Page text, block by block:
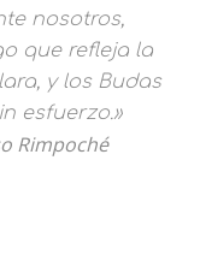
nosotros,
que refleja la
y los Budas
esfuerzo.»
Rimpoché